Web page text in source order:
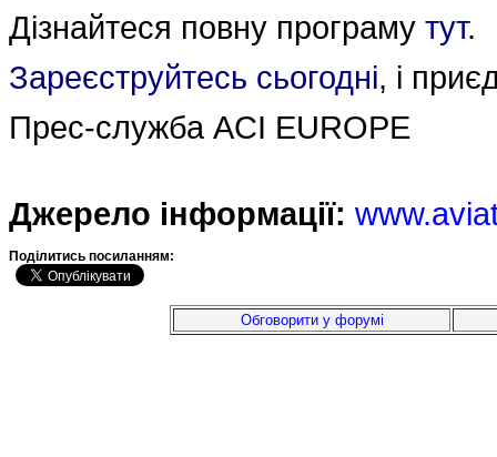
Дізнайтеся повну програму тут.
Зареєструйтесь сьогодні, і
Прес-служба ACI EUROPE
Джерело інформації:
Подiлитись посиланням:
Обговорити у форумі